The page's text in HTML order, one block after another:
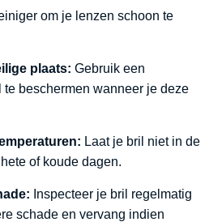
om je lenzen schoon te
plaats: Gebruik een
te beschermen wanneer je deze
Laat je bril niet in de
of koude dagen.
Inspecteer je bril regelmatig
schade en vervang indien